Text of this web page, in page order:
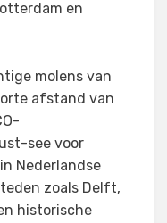
en
molens van
afstand van
see voor
Nederlandse
zoals Delft,
historische